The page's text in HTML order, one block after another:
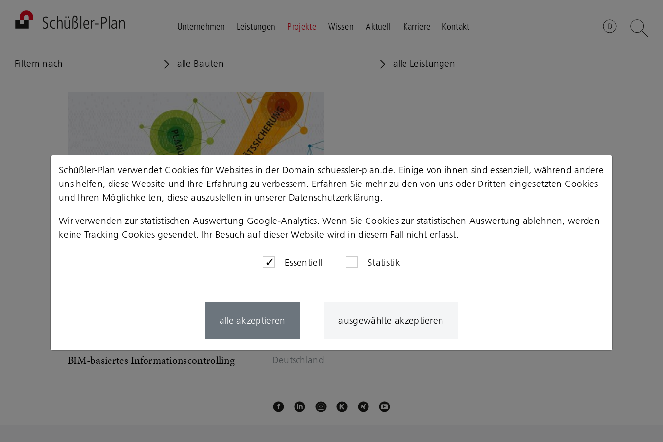
Unternehmen Leistungen Projekte Wissen Aktuell Karriere Kontakt
Filtern nach alle Bauten alle Leistungen
BIM-basiertes Informationscontrolling Deutschland
Schüßler-Plan verwendet Cookies für Websites in der Domain schuessler-plan.de. Einige von ihnen sind essenziell, während andere
uns helfen, diese Website und Ihre Erfahrung zu verbessern. Erfahren Sie mehr zu den von uns oder Dritten eingesetzten Cookies
und Ihren Möglichkeiten, diese auszustellen in unserer Datenschutzerklärung.
Wir verwenden zur statistischen Auswertung Google-Analytics. Wenn Sie Cookies zur statistischen Auswertung ablehnen, werden
keine Tracking Cookies gesendet. Ihr Besuch auf dieser Website wird in diesem Fall nicht erfasst.
Essentiell Statistik
alle akzeptieren ausgewählte akzeptieren